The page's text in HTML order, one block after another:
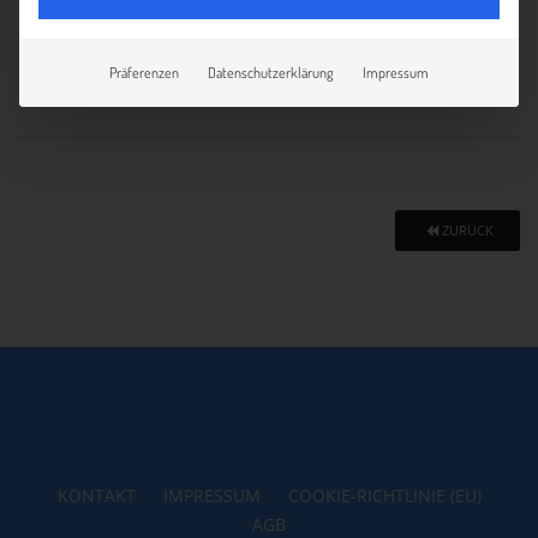
ZURÜCK
KONTAKT IMPRESSUM
COOKIE-RICHTLINIE (EU)
AGB
Präferenzen Datenschutzerklärung Impressum